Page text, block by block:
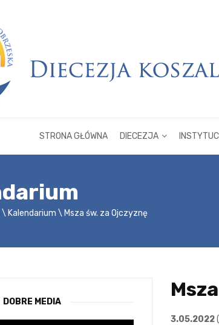
STRONA GŁÓWNA DIECEZJA
Kalendarium Msza św. za Ojczyznę
3.05.2022
DOBRE MEDIA